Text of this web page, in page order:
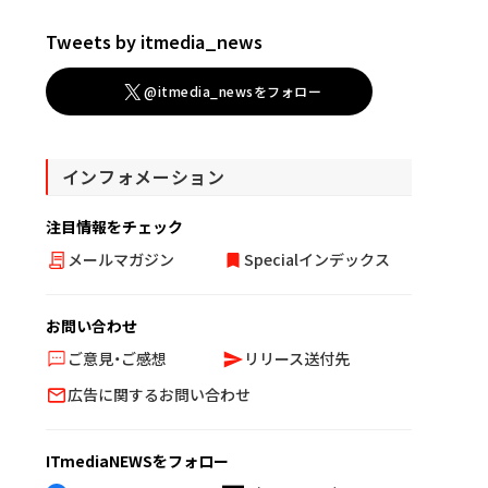
Tweets by itmedia_news
@itmedia_newsをフォロー
インフォメーション
注目情報をチェック
メールマガジン
Specialインデックス
お問い合わせ
ご意見・ご感想
リリース送付先
広告に関するお問い合わせ
ITmediaNEWSをフォロー